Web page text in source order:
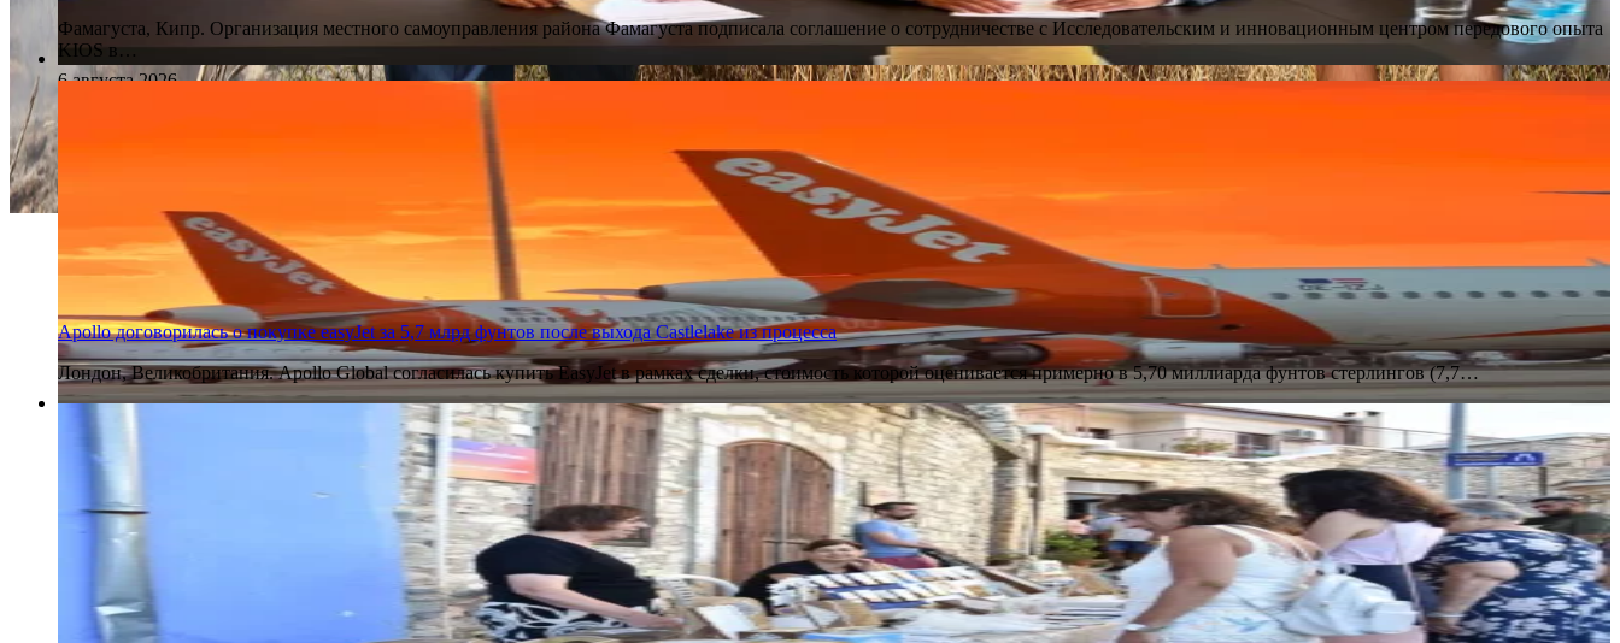
6 августа 2026
Фамагуста, Кипр. Организация местного самоуправления района Фамагуста подписала соглашение о сотрудничестве с Исследовательским и инновационным центром передового опыта
KIOS в…
Apollo договорилась о покупке easyJet за 5,7 млрд фунтов после выхода Castlelake из процесса
Лондон, Великобритания. Apollo Global согласилась купить EasyJet в рамках сделки, стоимость которой оценивается примерно в 5,70 миллиарда фунтов стерлингов (7,7…